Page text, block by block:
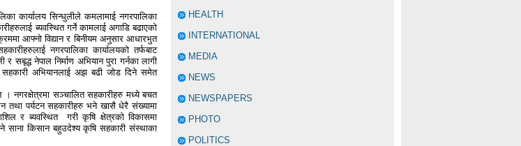
कार्यालय सिन्धुलीले कमलामाई नगरपालिका
ब्यवस्थित गर्ने कामलाई अगाडि बढाएको
आफ्नो विद्यान र बिनीयम अनुसार आधारभुत
नगरपालिका कार्यालयको तर्फबाट
नेपाल निर्माण अभियान पुरा गर्नका लागी
सहकारी अभियानलाई अझ बढी जोड दिने समेत
नगरक्षेत्रमा सञ्चालित सहकारीहरु मध्ये बचत
तथा पर्यटन सहकारीहरु भने खासै धेरै संख्यामा
र ब्यवस्थित गरी कृषि क्षेत्रको विकासमा
साना किसान बहुउदेश्य कृषि सहकारी संस्थाका
HEALTH
INTERNATIONAL
MEDIA
NEWS
NEWSPAPERS
PHOTO
POLITICS